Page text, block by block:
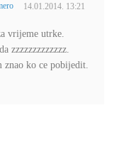
14.01.2014. 13:21
vrijeme utrke.
zzzzzzzzzzzzz.
znao ko ce pobijedit.